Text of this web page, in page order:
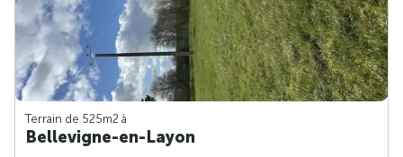
Terrain de 525m2 à
Bellevigne-en-Layon